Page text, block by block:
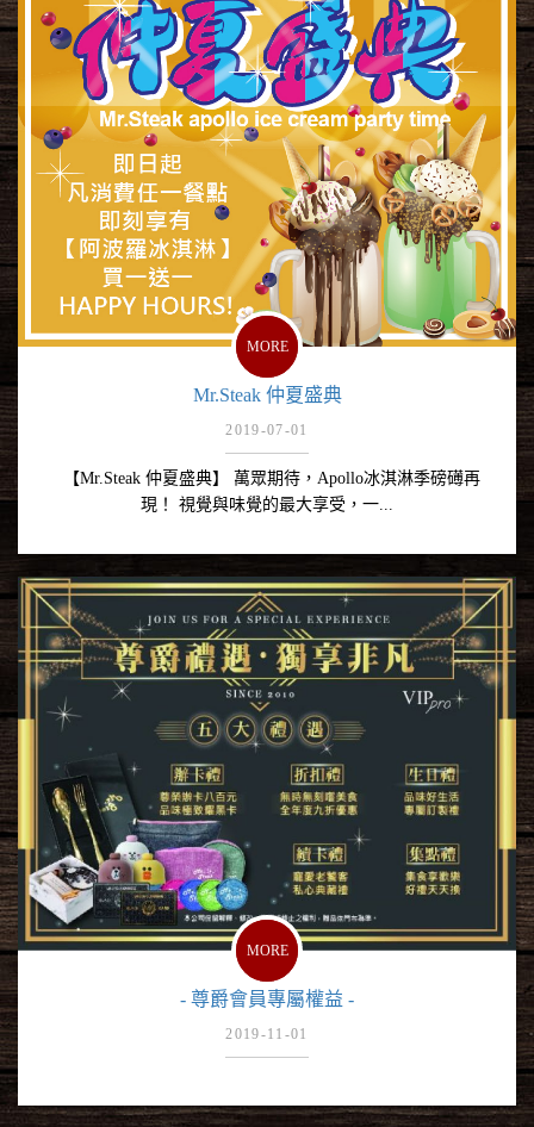
Mr.Steak 仲夏盛典
2019-07-01
【Mr.Steak 仲夏盛典】 萬眾期待，Apollo冰淇淋季磅礡再
現！ 視覺與味覺的最大享受，一...
MORE
- 尊爵會員專屬權益 -
2019-11-01
MORE